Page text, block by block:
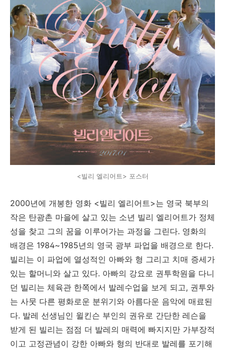
<빌리 엘리어트> 포스터
2000년에 개봉한 영화 <빌리 엘리어트>는 영국 북부의
작은 탄광촌 마을에 살고 있는 소년 빌리 엘리어트가 정체
성을 찾고 그의 꿈을 이루어가는 과정을 그린다. 영화의
배경은 1984~1985년의 영국 광부 파업을 배경으로 한다.
빌리는 이 파업에 열성적인 아빠와 형 그리고 치매 증세가
있는 할머니와 살고 있다. 아빠의 강요로 권투학원을 다니
던 빌리는 체육관 한쪽에서 발레수업을 보게 되고, 권투와
는 사뭇 다른 평화로운 분위기와 아름다운 음악에 매료된
다. 발레 선생님인 윌킨슨 부인의 권유로 간단한 레슨을
받게 된 빌리는 점점 더 발레의 매력에 빠지지만 가부장적
이고 고정관념이 강한 아빠와 형의 반대로 발레를 포기해